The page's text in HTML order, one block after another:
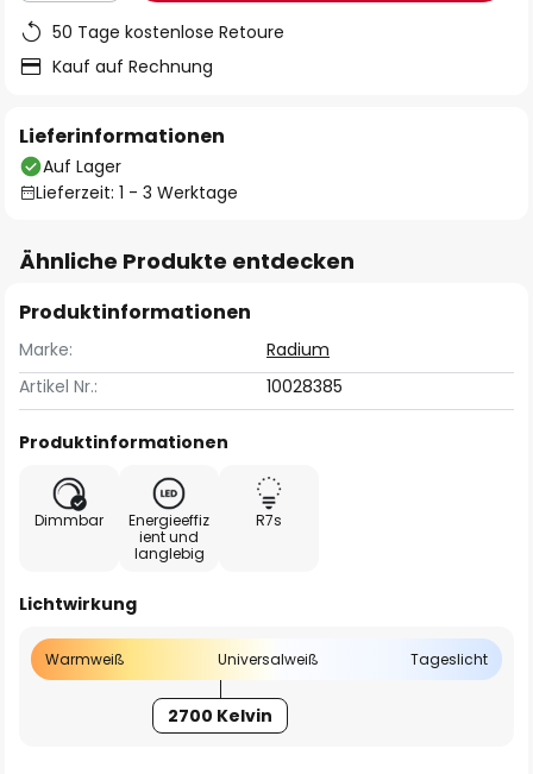
50 Tage kostenlose Retoure
Kauf auf Rechnung
Lieferinformationen
Auf Lager
Lieferzeit: 1 - 3 Werktage
Ähnliche Produkte entdecken
Produktinformationen
Marke:
Radium
Artikel Nr.:
10028385
Produktinformationen
Dimmbar
Energieeffiz
ient und
langlebig
R7s
Lichtwirkung
Warmweiß Universalweiß Tageslicht
2700 Kelvin